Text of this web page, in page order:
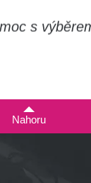
s
Nahoru